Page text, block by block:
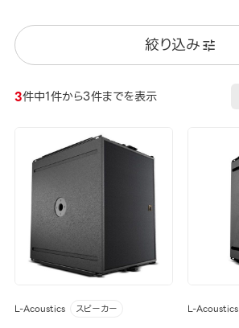
絞り込み
3件中1件から3件までを表示
L-Acoustics スピーカー L-Acoustics